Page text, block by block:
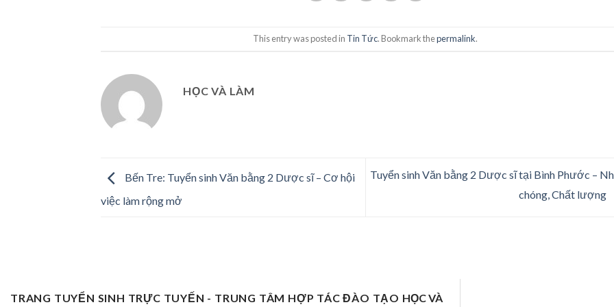
This entry was posted in Tin Tức. Bookmark thepermalink.
HỌC VÀ LÀM
Bến Tre: Tuyển sinh Văn bằng 2 Dược sĩ – Cơ hội
việc làm rộng mở
Tuyển sinh Văn bằng 2 Dược sĩ tại Bình Phước –
chóng, Chất lượng
TRANG TUYỂN SINH TRỰC TUYẾN - TRUNG TÂM HỢP TÁC ĐÀO TẠO HỌC VÀ